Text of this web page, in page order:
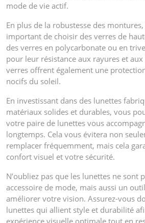
mode de vie actif.
En plus de la robustesse des
important de choisir des verres de
des verres en polycarbonate ou en
pour leur résistance aux rayures et
verres offrent également une
nocifs du soleil.
En investissant dans des lunettes
matériaux solides et durables, vous
votre paire de lunettes vous
longtemps. Cela vous évitera non
remplacer fréquemment, mais cela
confort visuel et votre sécurité.
N’oubliez pas que les lunettes ne sont
accessoire de mode, mais aussi un
améliorer votre vision. Assurez-vous
lunettes qui allient style et durabilité
expérience visuelle optimale tout en